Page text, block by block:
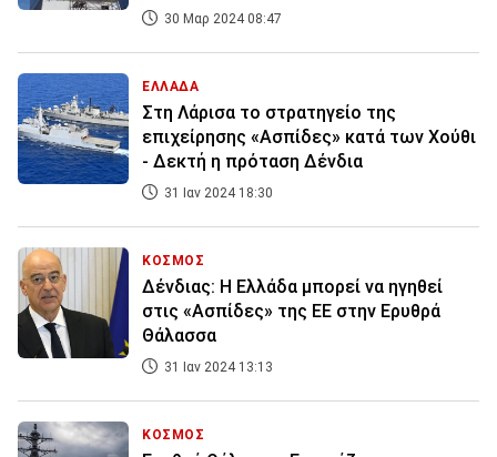
30 Μαρ 2024 08:47
ΕΛΛΑΔΑ
Στη Λάρισα το στρατηγείο της
επιχείρησης «Ασπίδες» κατά των Χούθι
- Δεκτή η πρόταση Δένδια
31 Ιαν 2024 18:30
ΚΟΣΜΟΣ
Δένδιας: Η Ελλάδα μπορεί να ηγηθεί
στις «Ασπίδες» της ΕΕ στην Ερυθρά
Θάλασσα
31 Ιαν 2024 13:13
ΚΟΣΜΟΣ